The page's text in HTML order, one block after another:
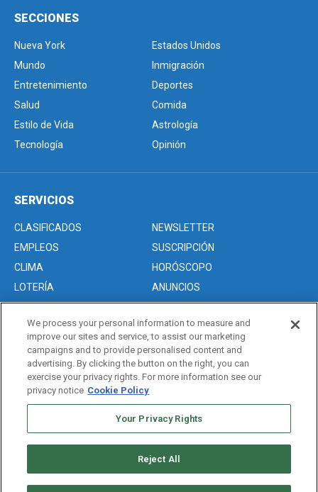
SECCIONES
Nueva York
Estados Unidos
Mundo
Inmigración
Entretenimiento
Deportes
Salud
Comida
Estilo de Vida
Astrología
Tecnología
Opinión
SERVICIOS
CLASIFICADOS
NEWSLETTER
EMPLEOS
SUSCRIPCIÓN
CLIMA
HORÓSCOPO
LOTERÍA
ANUNCIOS
Acerca de nosotros
Advertise with Us/Anuncios
Politica de Privacidad
Editorial Guidelines
We process your personal information to measure and
improve our sites and service, to assist our marketing
campaigns and to provide personalised content and
advertising. By clicking the button on the right, you can
exercise your privacy rights. For more information see our
privacy notice Cookie Policy
Your Privacy Rights
Reject All